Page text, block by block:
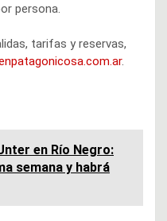
persona.
tarifas y reservas,
.
en Río Negro:
semana y habrá